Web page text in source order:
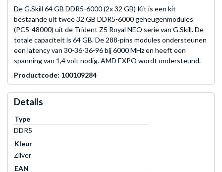
De G.Skill 64 GB DDR5-6000 (2x 32 GB) Kit is een kit
bestaande uit twee 32 GB DDR5-6000 geheugenmodules
(PC5-48000) uit de Trident Z5 Royal NEO serie van G.Skill. De
totale capaciteit is 64 GB. De 288-pins modules ondersteunen
een latency van 30-36-36-96 bij 6000 MHz en heeft een
spanning van 1,4 volt nodig. AMD EXPO wordt ondersteund.
Productcode: 100109284
Details
Type
DDR5
Kleur
Zilver
EAN